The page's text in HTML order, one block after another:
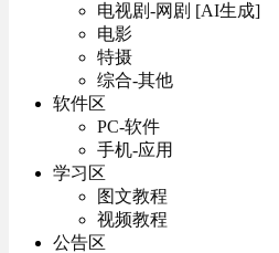
电视剧-网剧 [AI生成]
电影
特摄
综合-其他
软件区
PC-软件
手机-应用
学习区
图文教程
视频教程
公告区